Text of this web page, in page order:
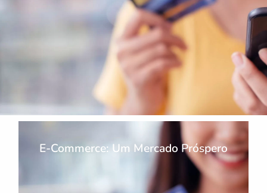
E-Commerce: Um Mercado Próspero